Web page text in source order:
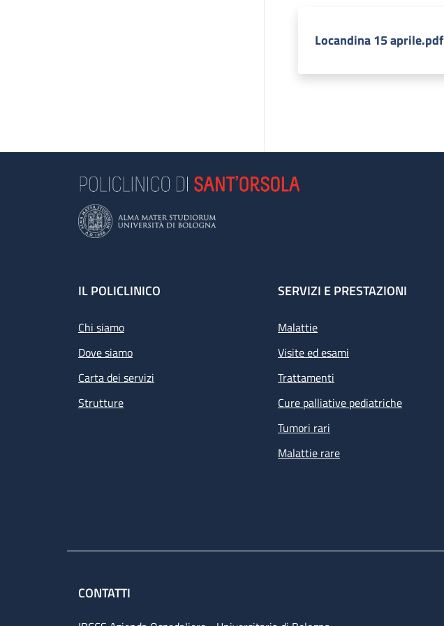
Locandina 15 aprile.pdf
Footer
IL POLICLINICO
Chi siamo
Dove siamo
Carta dei servizi
Strutture
SERVIZI E PRESTAZIONI
Malattie
Visite ed esami
Trattamenti
Cure palliative pediatriche
Tumori rari
Malattie rare
CONTATTI